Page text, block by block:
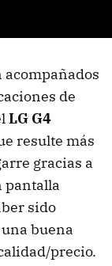
acompañados
de
LG G4
resulte más
gracias a
pantalla
sido
buena
precio.